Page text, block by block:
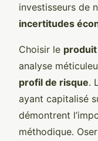
investisseurs de
incertitudes
Choisir le
analyse
profil de risque.
ayant capitalisé
démontrent
méthodique.